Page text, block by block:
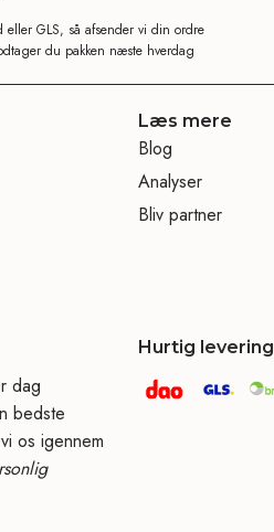
GLS, så afsender vi din ordre
du pakken næste hverdag
Læs mere
Blog
Analyser
Bliv partner
dag
bedste
os igennem
Hurtig levering